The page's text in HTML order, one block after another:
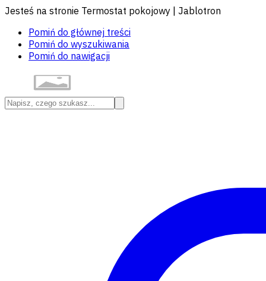
Jesteś na stronie Termostat pokojowy | Jablotron
Pomiń do głównej treści
Pomiń do wyszukiwania
Pomiń do nawigacji